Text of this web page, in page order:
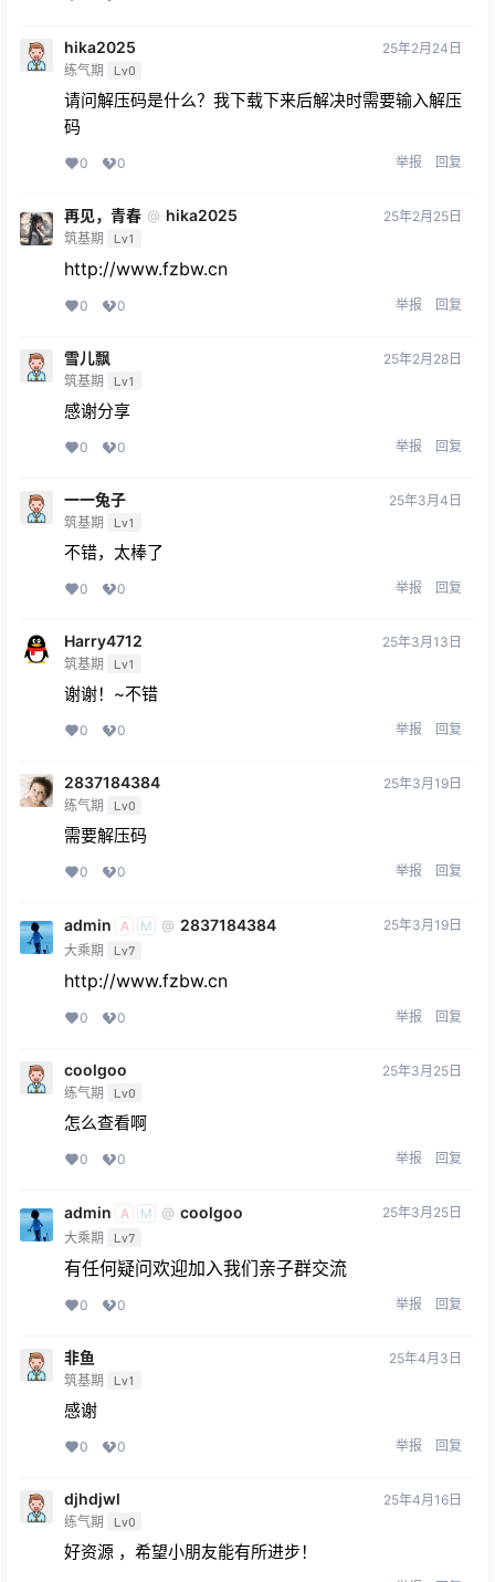
hika2025
练气期 Lv0
25年2月24日
请问解压码是什么？我下载下来后解决时需要输入解压
码
0 0 举报 回复
再见，青春 @ hika2025
筑基期 Lv1
25年2月25日
http://www.fzbw.cn
0 0 举报 回复
雪儿飘
筑基期 Lv1
25年2月28日
感谢分享
0 0 举报 回复
一一兔子
筑基期 Lv1
25年3月4日
不错，太棒了
0 0 举报 回复
Harry4712
筑基期 Lv1
25年3月13日
谢谢！~不错
0 0 举报 回复
2837184384
练气期 Lv0
25年3月19日
需要解压码
0 0 举报 回复
admin A M @ 2837184384
大乘期 Lv7
25年3月19日
http://www.fzbw.cn
0 0 举报 回复
coolgoo
练气期 Lv0
25年3月25日
怎么查看啊
0 0 举报 回复
admin A M @ coolgoo
大乘期 Lv7
25年3月25日
有任何疑问欢迎加入我们亲子群交流
0 0 举报 回复
非鱼
筑基期 Lv1
25年4月3日
感谢
0 0 举报 回复
djhdjwl
练气期 Lv0
25年4月16日
好资源 ，希望小朋友能有所进步！